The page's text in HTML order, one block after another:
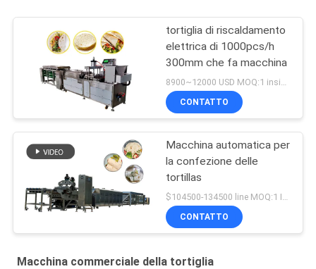
tortiglia di riscaldamento
elettrica di 1000pcs/h
300mm che fa macchina
CONTATTO
Macchina automatica per
la confezione delle
tortillas
CONTATTO
Macchina commerciale della tortiglia